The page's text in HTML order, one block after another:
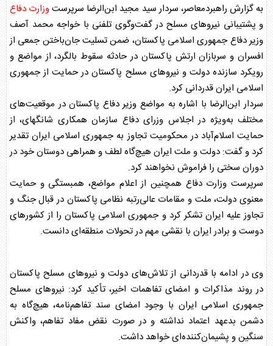
به گزارش راهبردمعاصر، سردار سید مجید ابن‌الرضا سرپرستوزارت دفاع
و پشتیبانی نیرو‌های مسلح در گفت‌وگوی تلفنی با خواجه محمد آصف
وزیر دفاع جمهوری اسلامی پاکستان، ضمن تسلیت جان‌باختن جمعی از
افسران و سربازان ارتش پاکستان در حادثه سقوط بالگرد، از مواضع و
رویکرد سازنده دولت و نیرو‌های مسلح پاکستان در حمایت از جمهوری
اسلامی ایران قدردانی کرد.
سردار ابن‌الرضا با اشاره به مواضع وزیر دفاع پاکستان در موقعیت‌های
مختلف به‌ویژه در اجلاس وزرای دفاع سازمان همکاری شانگهای، از
حمایت اسلام‌آباد در محکومیت تجاوز به جمهوری اسلامی ایران تقدیر
کرد و گفت: دولت و ملت ایران هیچ‌گاه لطف و همراهی دوستان خود در
دوران سختی را فراموش نخواهند کرد.
سرپرست وزارت دفاع همچنین از اعلام مواضع، همبستگی و حمایت
معنوی دولت، ملت و مقامات عالی‌رتبه نظامی پاکستان در قبال جنگ و
تجاوز علیه ایران تشکر کرد و جمهوری اسلامی پاکستان را از کشور‌های
دوست و برادر ایران با نقشی مهم در تحولات منطقه‌ای دانست.
وی در ادامه با قدردانی از تلاش‌های دولت و نیرو‌های مسلح پاکستان
در روند مذاکرات و امضای تفاهمات اخیر، تأکید کرد: نیرو‌های مسلح
جمهوری اسلامی ایران با وجود امضای سند تفاهم‌نامه، هیچ‌گاه به
دشمن بدعهد اعتماد نداشته و در صورت نقض مفاد تفاهم، واکنش
سنگین و پشیمان‌کننده‌ای خواهد داشت.